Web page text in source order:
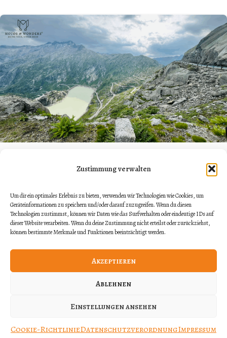
Zustimmung verwalten
Um dir ein optimales Erlebnis zu bieten, verwenden wir Technologien wie Cookies, um
Geräteinformationen zu speichern und/oder darauf zuzugreifen. Wenn du diesen
Technologien zustimmst, können wir Daten wie das Surfverhalten oder eindeutige IDs auf
dieser Website verarbeiten. Wenn du deine Zustimmung nicht erteilst oder zurückziehst,
können bestimmte Merkmale und Funktionen beeinträchtigt werden.
Akzeptieren
Ablehnen
Einstellungen ansehen
Cookie-RichtlinieDatenschutzverordnungImpressum
Manchmal braucht es nicht viel, um den Kopf frei zu
bekommen: zwei Räder, eine handverlesene Route und den[…]
WEITERLESEN
© 2026 Motos & Wonders